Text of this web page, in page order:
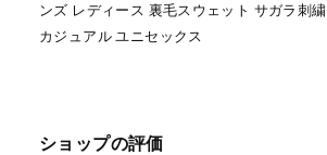
ンズ レディース 裏毛スウェット サガラ刺
カジュアル ユニセックス
ショップの評価